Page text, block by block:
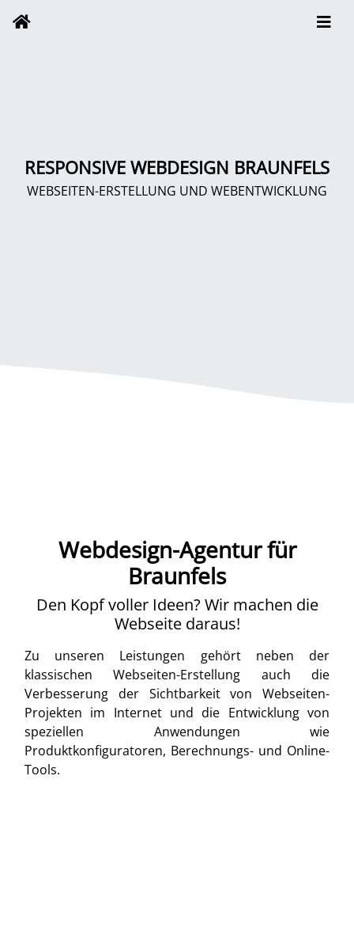
RESPONSIVE WEBDESIGN BRAUNFELS
WEBSEITEN-ERSTELLUNG UND WEBENTWICKLUNG
Webdesign-Agentur für
Braunfels
Den Kopf voller Ideen? Wir machen die
Webseite daraus!
Zu unseren Leistungen gehört neben der
klassischen Webseiten-Erstellung auch die
Verbesserung der Sichtbarkeit von Webseiten-
Projekten im Internet und die Entwicklung von
speziellen Anwendungen wie
Produktkonfiguratoren, Berechnungs- und Online-
Tools.